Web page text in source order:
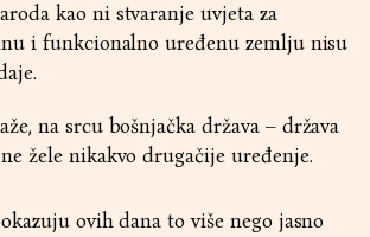
kao ni stvaranje uvjeta za
i funkcionalno uređenu zemlju nisu
na srcu bošnjačka država – država
žele nikakvo drugačije uređenje.
ovih dana to više nego jasno